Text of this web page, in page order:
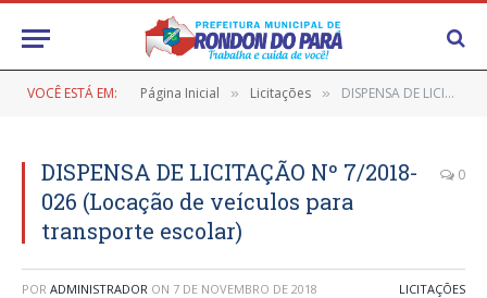
VOCÊ ESTÁ EM: Página Inicial » Licitações » DISPENSA DE LICITAÇÃO Nº 7/2018-026 (Locação de veículos para transporte escolar)
DISPENSA DE LICITAÇÃO Nº 7/2018-
026 (Locação de veículos para
transporte escolar)
0
POR ADMINISTRADOR ON 7 DE NOVEMBRO DE 2018 LICITAÇÕES